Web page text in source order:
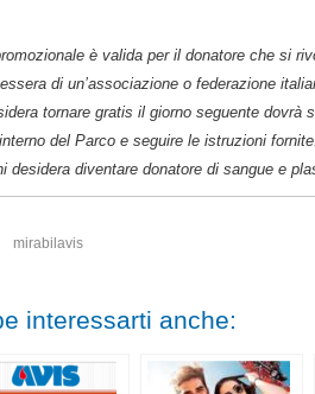
è valida per il donatore che si
di un’associazione o federazione
tornare gratis il giorno seguente dovrà
interno del Parco e seguire le istruzioni
desidera diventare donatore di sangue e
mirabilavis
interessarti anche: